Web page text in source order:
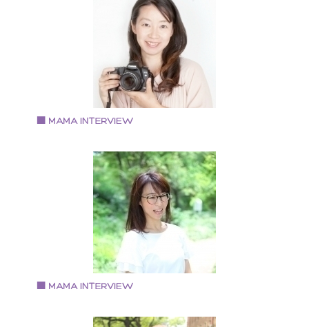
親子専門フォトグラファー
1971年生まれ 大阪市住吉区在住 2000年生まれと2004
中村篤子さん
camera salon acola 代表
大学卒業後、カメラを趣味で始める。 証券会社退職後
独学でカメラマンに転身、起業。 自宅に作った簡易ス
ジオがママのクチコミで話題になる 現在は、子供撮影
中心に、女性起業家、政治家、演劇舞台など人物を中
に撮影。 メディア掲載・撮影実績 〇毎日新聞 「
供年賀状撮り方講座」 〇ＴＶニュース 「森で子供撮
イベント」 〇西宮阪急 「ベビーマタニティ撮影
百貨店 「関西キッズコレクション」撮影会
岡本 静花さん